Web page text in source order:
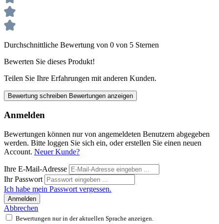
Durchschnittliche Bewertung von 0 von 5 Sternen
Bewerten Sie dieses Produkt!
Teilen Sie Ihre Erfahrungen mit anderen Kunden.
Bewertung schreiben Bewertungen anzeigen
Anmelden
Bewertungen können nur von angemeldeten Benutzern abgegeben
werden. Bitte loggen Sie sich ein, oder erstellen Sie einen neuen
Account. Neuer Kunde?
Ihre E-Mail-Adresse
Ihr Passwort
Ich habe mein Passwort vergessen.
Anmelden
Abbrechen
Bewertungen nur in der aktuellen Sprache anzeigen.